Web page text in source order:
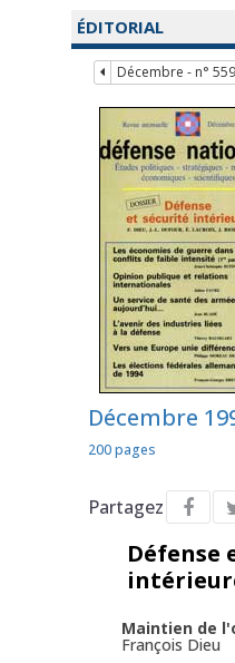
ÉDITORIAL
Décembre - n° 559
Décembre
200 pages
Partagez
Défense
Maintien de
François Dieu